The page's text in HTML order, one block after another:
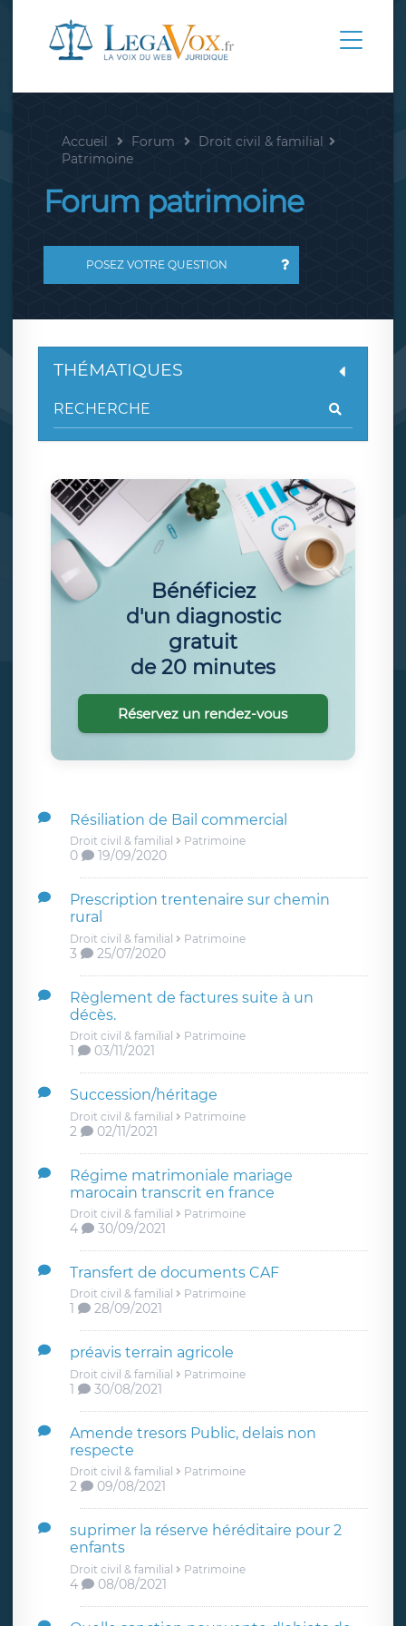
Accueil Forum
Droit civil & familial
Patrimoine
Forum patrimoine
POSEZ VOTRE QUESTION
Résiliation de Bail commercial
Droit civil & familial Patrimoine
0 19/09/2020
Prescription trentenaire sur chemin
rural
Droit civil & familial Patrimoine
3 25/07/2020
Règlement de factures suite à un
décès.
Droit civil & familial Patrimoine
1 03/11/2021
Succession/héritage
Droit civil & familial Patrimoine
2 02/11/2021
Régime matrimoniale mariage
marocain transcrit en france
Droit civil & familial Patrimoine
4 30/09/2021
Transfert de documents CAF
Droit civil & familial Patrimoine
1 28/09/2021
préavis terrain agricole
Droit civil & familial Patrimoine
1 30/08/2021
Amende tresors Public, delais non
respecte
Droit civil & familial Patrimoine
2 09/08/2021
suprimer la réserve héréditaire pour 2
enfants
Droit civil & familial Patrimoine
4 08/08/2021
THÉMATIQUES
Bénéficiez
d'un diagnostic
gratuit
de 20 minutes
Réservez un rendez-vous